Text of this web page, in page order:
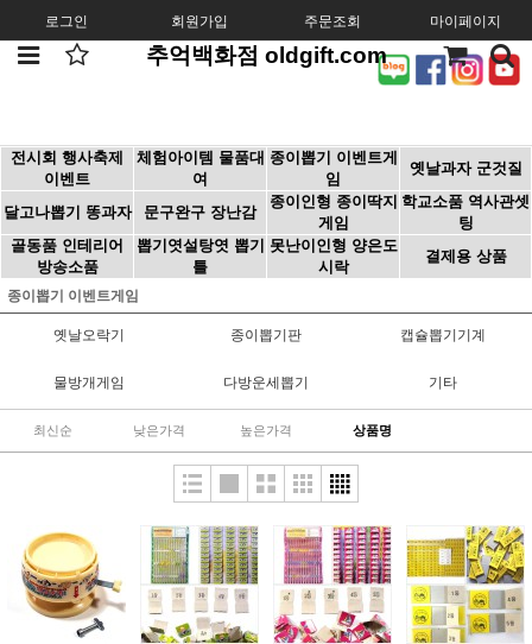
로그인 회원가입 주문조회 마이페이지
추억백화점 oldgift.com
전시회 행사축제
이벤트
체험아이템 물품대
여
종이뽑기 이벤트게
임
옛날과자 군것질
달고나뽑기 똥과자 문구완구 장난감
종이인형 종이딱지
게임
학교소품 역사관셋
팅
골동품 인테리어
방송소품
뽑기엿설탕엿 뽑기
틀
못난이인형 양은도
시락
결제용 상품
종이뽑기 이벤트게임
옛날오락기 종이뽑기판 캡슐뽑기기계
물방개게임 다방운세뽑기 기타
최신순 낮은가격 높은가격 상품명